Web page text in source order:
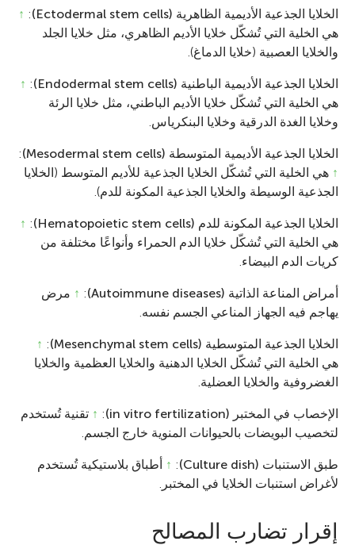
الخلايا الجذعية الأديمية الظاهرية (Ectodermal stem cells) :
↑
هي الخلية التي تُشكّل خلايا الأديم الظاهري، مثل خلايا الجلد
والخلايا العصبية (خلايا الدماغ).
الخلايا الجذعية الأديمية الباطنية (Endodermal stem cells) :
↑
هي الخلية التي تُشكّل خلايا الأديم الباطني، مثل خلايا الرئة
وخلايا الغدة الدرقية وخلايا البنكرياس.
الخلايا الجذعية الأديمية المتوسطة (Mesodermal stem cells)
:
↑ هي الخلية التي تُشكّل الخلايا الجذعية للأديم المتوسط (الخلايا
الجذعية الوسيطة والخلايا الجذعية المكونة للدم).
الخلايا الجذعية المكونة للدم (Hematopoietic stem cells) :
↑
هي الخلية التي تُشكّل خلايا الدم الحمراء وأنواعًا مختلفة من
كريات الدم البيضاء.
أمراض المناعة الذاتية (Autoimmune diseases) :
↑ مرض
يهاجم فيه الجهاز المناعي الجسم نفسه.
الخلايا الجذعية المتوسطية (Mesenchymal stem cells) :
↑
هي الخلية التي تُشكّل الخلايا الدهنية والخلايا العظمية والخلايا
الغضروفية والخلايا العضلية.
الإخصاب في المختبر (in vitro fertilization) :
↑ تقنية تُستخدم
لتخصيب البويضات بالحيوانات المنوية خارج الجسم.
طبق الاستنبات (Culture dish) :
↑ أطباق بلاستيكية تُستخدم
لأغراض استنبات الخلايا في المختبر.
إقرار تضارب المصالح